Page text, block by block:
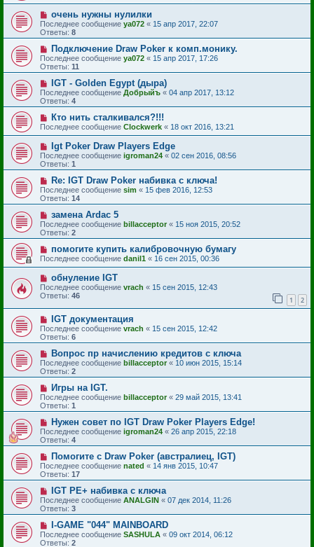
очень нужны нулилки
Последнее сообщение ya072 « 15 апр 2017, 22:07
Ответы: 8
Подключение Draw Poker к комп.монику.
Последнее сообщение ya072 « 15 апр 2017, 17:26
Ответы: 11
IGT - Golden Egypt (дыра)
Последнее сообщение Добрыйъ « 04 апр 2017, 13:12
Ответы: 4
Кто нить сталкивался?!!!
Последнее сообщение Clockwerk « 18 окт 2016, 13:21
Igt Poker Draw Players Edge
Последнее сообщение igroman24 « 02 сен 2016, 08:56
Ответы: 1
Re: IGT Draw Poker набивка с ключа!
Последнее сообщение sim « 15 фев 2016, 12:53
Ответы: 14
замена Ardac 5
Последнее сообщение billacceptor « 15 ноя 2015, 20:52
Ответы: 2
помогите купить калибровочную бумагу
Последнее сообщение danil1 « 16 сен 2015, 00:36
обнуление IGT
Последнее сообщение vrach « 15 сен 2015, 12:43
Ответы: 46 1 2
IGT документация
Последнее сообщение vrach « 15 сен 2015, 12:42
Ответы: 6
Вопрос пр начислению кредитов с ключа
Последнее сообщение billacceptor « 10 июн 2015, 15:14
Ответы: 2
Игры на IGT.
Последнее сообщение billacceptor« 29 май 2015, 13:41
Ответы: 1
Нужен совет по IGT Draw Poker Players Edge!
Последнее сообщение igroman24 « 26 апр 2015, 22:18
Ответы: 4
Помогите с Draw Poker (австралиец, IGT)
Последнее сообщение nated « 14 янв 2015, 10:47
Ответы: 17
IGT PE+ набивка с ключа
Последнее сообщение ANALGIN « 07 дек 2014, 11:26
Ответы: 3
I-GAME "044" MAINBOARD
Последнее сообщение SASHULA « 09 окт 2014, 06:12
Ответы: 2